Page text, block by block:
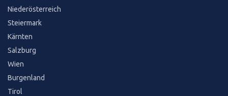
Niederösterreich
Steiermark
Kärnten
Salzburg
Wien
Burgenland
Tirol